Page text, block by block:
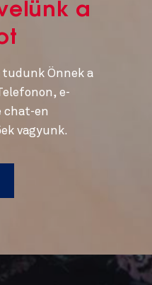
a
Önnek a
e-
chat-en
vagyunk.